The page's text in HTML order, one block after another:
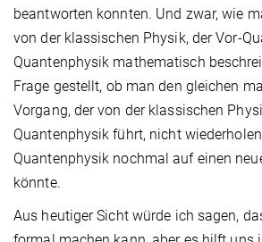
beantworten konnten. Und zwar, wie
von der klassischen Physik, der Vor-
Quantenphysik mathematisch
Frage gestellt, ob man den gleichen
Vorgang, der von der klassischen
Quantenphysik führt, nicht
Quantenphysik nochmal auf einen
könnte.
Aus heutiger Sicht würde ich sagen,